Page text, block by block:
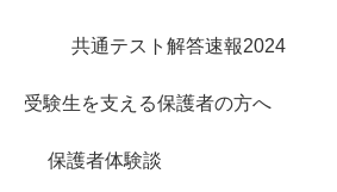
共通テスト解答速報2024
受験生を支える保護者の方へ
保護者体験談